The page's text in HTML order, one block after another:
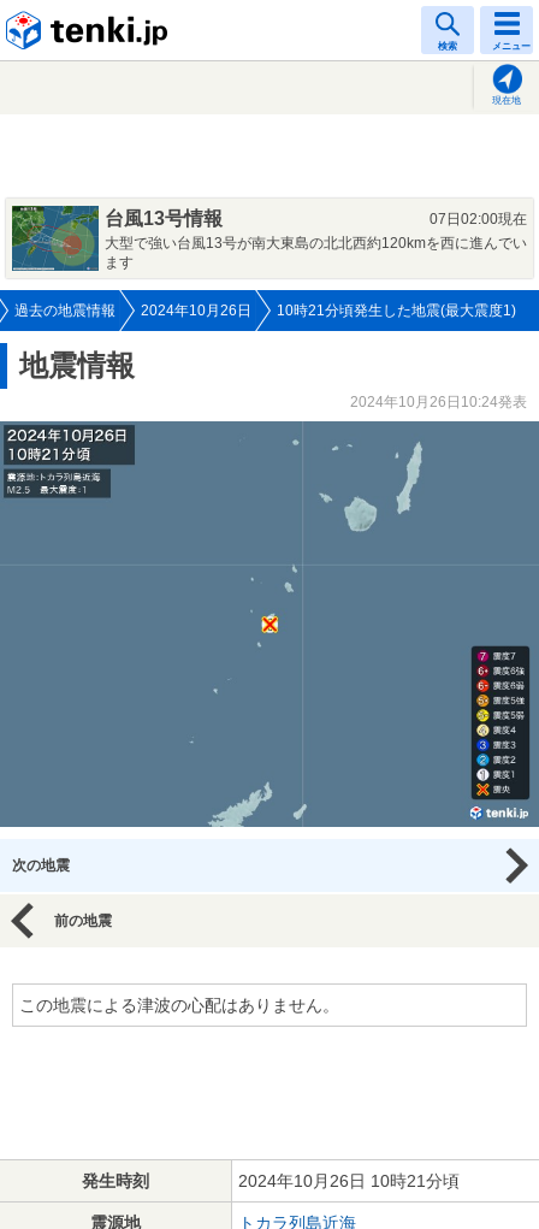
検索 メニュー
現在地
台風13号情報
07日02:00現在
大型で強い台風13号が南大東島の北北西約120kmを西に進んでい
ます
過去の地震情報 2024年10月26日 10時21分頃発生した地震(最大震度1)
地震情報
2024年10月26日10:24発表
次の地震
前の地震
この地震による津波の心配はありません。
発生時刻 2024年10月26日 10時21分頃
震源地 トカラ列島近海